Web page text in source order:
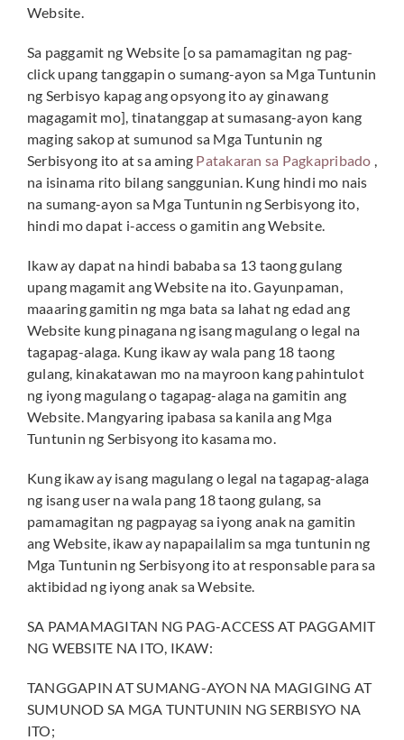
Website.
Sa paggamit ng Website [o sa pamamagitan ng pag-
click upang tanggapin o sumang-ayon sa Mga Tuntunin
ng Serbisyo kapag ang opsyong ito ay ginawang
magagamit mo], tinatanggap at sumasang-ayon kang
maging sakop at sumunod sa Mga Tuntunin ng
Serbisyong ito at sa aming Patakaran sa Pagkapribado
na isinama rito bilang sanggunian. Kung hindi mo nais
na sumang-ayon sa Mga Tuntunin ng Serbisyong ito,
hindi mo dapat i-access o gamitin ang Website.
Ikaw ay dapat na hindi bababa sa 13 taong gulang
upang magamit ang Website na ito. Gayunpaman,
maaaring gamitin ng mga bata sa lahat ng edad ang
Website kung pinagana ng isang magulang o legal na
tagapag-alaga. Kung ikaw ay wala pang 18 taong
gulang, kinakatawan mo na mayroon kang pahintulot
ng iyong magulang o tagapag-alaga na gamitin ang
Website. Mangyaring ipabasa sa kanila ang Mga
Tuntunin ng Serbisyong ito kasama mo.
Kung ikaw ay isang magulang o legal na tagapag-alaga
ng isang user na wala pang 18 taong gulang, sa
pamamagitan ng pagpayag sa iyong anak na gamitin
ang Website, ikaw ay napapailalim sa mga tuntunin ng
Mga Tuntunin ng Serbisyong ito at responsable para sa
aktibidad ng iyong anak sa Website.
SA PAMAMAGITAN NG PAG-ACCESS AT PAGGAMIT
NG WEBSITE NA ITO, IKAW:
TANGGAPIN AT SUMANG-AYON NA MAGIGING AT
SUMUNOD SA MGA TUNTUNIN NG SERBISYO NA
ITO;